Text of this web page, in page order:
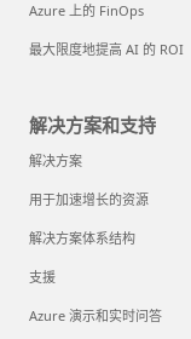
Azure 上的 FinOps
最大限度地提高 AI 的 ROI
解决方案和支持
解决方案
用于加速增长的资源
解决方案体系结构
支援
Azure 演示和实时问答